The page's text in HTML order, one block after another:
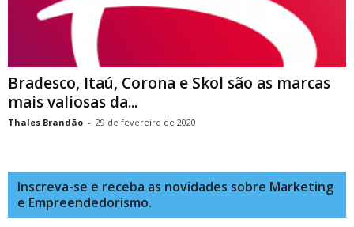
Bradesco, Itaú, Corona e Skol são as marcas
mais valiosas da...
Thales Brandão - 29 de fevereiro de 2020
Inscreva-se e receba as novidades sobre Marketing
e Empreendedorismo.